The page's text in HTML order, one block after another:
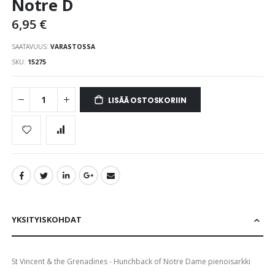
of
images
gallery
Notre D
6,95 €
SAATAVUUS: VARASTOSSA
SKU 15275
LISÄÄ OSTOSKORIIN
YKSITYISKOHDAT
St Vincent & the Grenadines - Hunchback of Notre Dame pienoisarkki